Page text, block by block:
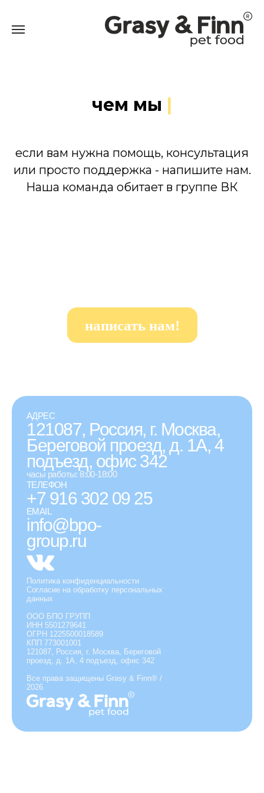
СЛУЖБА ЗАБОТЫ
чем мы м
если вам нужна помощь, консультация
или просто поддержка - напишите нам.
Наша команда обитает в группе ВК
написать нам!
АДРЕС
121087, Россия, г. Москва,
Береговой проезд, д. 1А, 4
подъезд, офис 342
часы работы: 8:00-18:00
ТЕЛЕФОН
+7 916 302 09 25
EMAIL
info@bpo-
group.ru
Политика конфиденциальности
Согласие на обработку персональных
данных
ООО БПО ГРУПП
ИНН 5501279641
ОГРН 1225500018589
КПП 773001001
121087, Россия, г. Москва, Береговой
проезд, д. 1А, 4 подъезд, офис 342
Все права защищены Grasy & Finn® /
2026